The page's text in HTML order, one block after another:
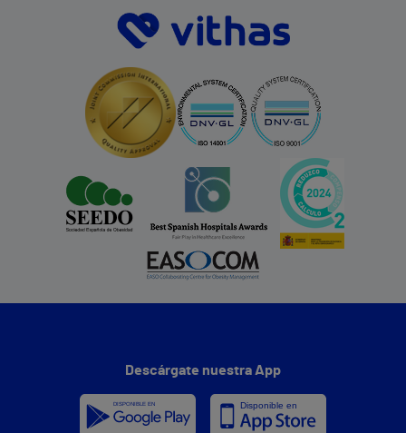
Descárgate nuestra App